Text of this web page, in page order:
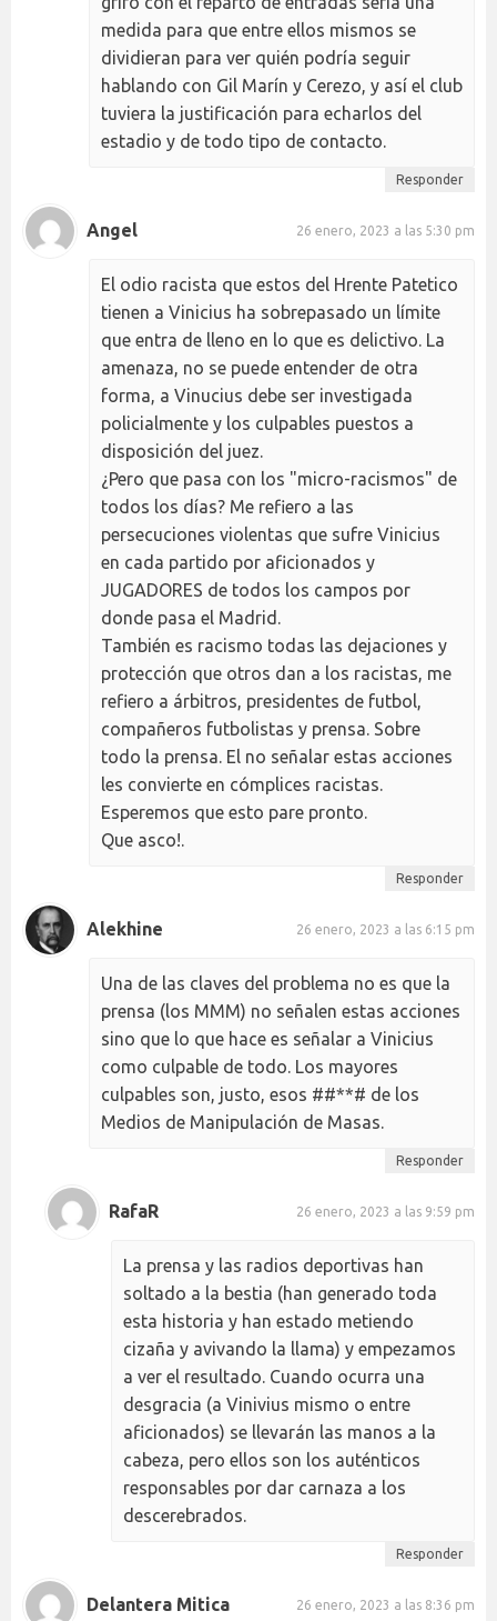
medida para que entre ellos mismos se
dividieran para ver quién podría seguir
hablando con Gil Marín y Cerezo, y así el club
tuviera la justificación para echarlos del
estadio y de todo tipo de contacto.
Responder
Angel 26 enero, 2023 a las 5:30 pm
El odio racista que estos del Hrente Patetico
tienen a Vinicius ha sobrepasado un límite
que entra de lleno en lo que es delictivo. La
amenaza, no se puede entender de otra
forma, a Vinucius debe ser investigada
policialmente y los culpables puestos a
disposición del juez.
¿Pero que pasa con los "micro-racismos" de
todos los días? Me refiero a las
persecuciones violentas que sufre Vinicius
en cada partido por aficionados y
JUGADORES de todos los campos por
donde pasa el Madrid.
También es racismo todas las dejaciones y
protección que otros dan a los racistas, me
refiero a árbitros, presidentes de futbol,
compañeros futbolistas y prensa. Sobre
todo la prensa. El no señalar estas acciones
les convierte en cómplices racistas.
Esperemos que esto pare pronto.
Que asco!.
Responder
Alekhine 26 enero, 2023 a las 6:15 pm
Una de las claves del problema no es que la
prensa (los MMM) no señalen estas acciones
sino que lo que hace es señalar a Vinicius
como culpable de todo. Los mayores
culpables son, justo, esos ##**# de los
Medios de Manipulación de Masas.
Responder
RafaR 26 enero, 2023 a las 9:59 pm
La prensa y las radios deportivas han
soltado a la bestia (han generado toda
esta historia y han estado metiendo
cizaña y avivando la llama) y empezamos
a ver el resultado. Cuando ocurra una
desgracia (a Vinivius mismo o entre
aficionados) se llevarán las manos a la
cabeza, pero ellos son los auténticos
responsables por dar carnaza a los
descerebrados.
Responder
Delantera Mitica 26 enero, 2023 a las 8:36 pm